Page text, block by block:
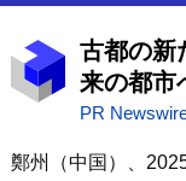
古都の新
来の都市
PR
鄭州（中国）、